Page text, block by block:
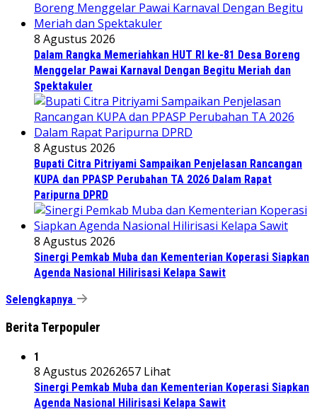
8 Agustus 2026
Dalam Rangka Memeriahkan HUT RI ke-81 Desa Boreng
Menggelar Pawai Karnaval Dengan Begitu Meriah dan
Spektakuler
8 Agustus 2026
Bupati Citra Pitriyami Sampaikan Penjelasan Rancangan
KUPA dan PPASP Perubahan TA 2026 Dalam Rapat
Paripurna DPRD
8 Agustus 2026
Sinergi Pemkab Muba dan Kementerian Koperasi Siapkan
Agenda Nasional Hilirisasi Kelapa Sawit
Selengkapnya
Berita Terpopuler
1
8 Agustus 20262657 Lihat
Sinergi Pemkab Muba dan Kementerian Koperasi Siapkan
Agenda Nasional Hilirisasi Kelapa Sawit